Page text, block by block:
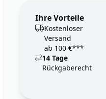
Ihre Vorteile
Kostenloser
Versand
ab 100 €***
14 Tage
Rückgaberecht